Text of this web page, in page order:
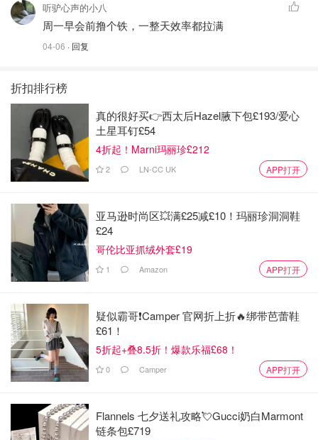
听驴心声的小八
周一早会前撸个铁，一整天效率都拉满
04-06 · 回复
折扣排行榜
真的很好买👉西太后Hazel腋下包£193/爱心
土星耳钉£54
4折起！Marni玛丽珍£212
2 LN-CC UK APP打开
亚马逊时尚区💥满£25减£10！玛丽珍洞洞鞋
£24
哥伦比亚抓绒外套£19
1 Amazon APP打开
疑似霸哥❗️Camper 官网折上折🔥绑带芭蕾鞋
£61！
5折起+叠8.5折！爆款乐福£68！
0 Camper APP打开
Flannels 七夕送礼攻略💘Gucci奶白Marmont
链条包£719